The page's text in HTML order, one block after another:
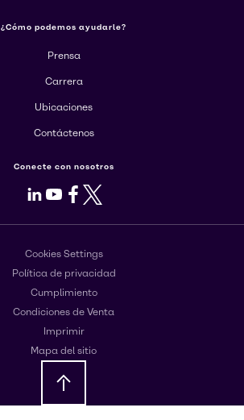
¿Cómo podemos ayudarle?
Prensa
Carrera
Ubicaciones
Contáctenos
Conecte con nosotros
LinkedIn
Youtube
Facebook
X
Cookies Settings
Política de privacidad
Cumplimiento
Condiciones de Venta
Imprimir
Mapa del sitio